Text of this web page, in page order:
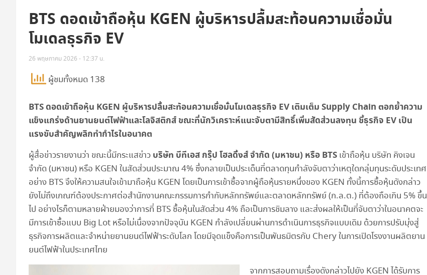
BTS ดอดเข้าถือหุ้น KGEN ผู้บริหารปลื้มสะท้อนความเชื่อมั่น
โมเดลธุรกิจ EV
26 พฤษภาคม 2026 - 12:37 น.
ผู้ชมทั้งหมด 138
BTS ดอดเข้าถือหุ้น KGEN ผู้บริหารปลื้มสะท้อนความเชื่อมั่นโมเดลธุรกิจ EV เติมเต็ม Supply Chain ตอกย้ำความ
แข็งแกร่งด้านยานยนต์ไฟฟ้าและโลจิสติกส์ ขณะที่นักวิเคราะห์แนะจับตามีสิทธิ์เพิ่มสัดส่วนลงทุน ชี้ธุรกิจ EV เป็น
แรงขับสำคัญพลิกทำกำไรในอนาคต
ผู้สื่อข่าวรายงานว่า ขณะนี้มีกระแสข่าว บริษัท บีทีเอส กรุ๊ป โฮลดิ้งส์ จำกัด (มหาชน) หรือ BTS เข้าถือหุ้น บริษัท คิงเจน
จำกัด (มหาชน) หรือ KGEN ในสัดส่วนประมาณ 4% ซึ่งกลายเป็นประเด็นที่ตลาดทุนกำลังจับตาว่าเหตุใดกลุ่มทุนระดับประเทศ
อย่าง BTS จึงให้ความสนใจเข้ามาถือหุ้น KGEN โดยเป็นการเข้าซื้อจากผู้ถือหุ้นรายหนึ่งของ KGEN ทั้งนี้การซื้อหุ้นดังกล่าว
ยังไม่ถึงเกณฑ์ต้องประกาศต่อสำนักงานคณะกรรมการกำกับหลักทรัพย์และตลาดหลักทรัพย์ (ก.ล.ต.) ที่ต้องถือเกิน 5% ขึ้น
ไป อย่างไรก็ตามหลายฝ่ายมองว่าการที่ BTS ซื้อหุ้นในสัดส่วน 4% ถือเป็นการชิมลาง และส่งผลให้เป็นที่จับตาว่าในอนาคตจะ
มีการเข้าซื้อแบบ Big Lot หรือไม่เนื่องจากปัจจุบัน KGEN กำลังเปลี่ยนผ่านการดำเนินการธุรกิจแบบเดิม ด้วยการปรับมุ่งสู่
ธุรกิจการผลิตและจำหน่ายยานยนต์ไฟฟ้าระดับโลก โดยมีจุดแข็งคือการเป็นพันธมิตรกับ Chery ในการเปิดโรงงานผลิตยาน
ยนต์ไฟฟ้าในประเทศไทย
จากการสอบถามเรื่องดังกล่าวไปยัง KGEN ได้รับการ